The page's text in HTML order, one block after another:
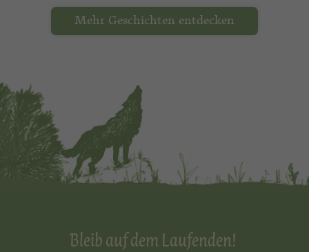
Mehr Geschichten entdecken
Bleib auf dem Laufenden!